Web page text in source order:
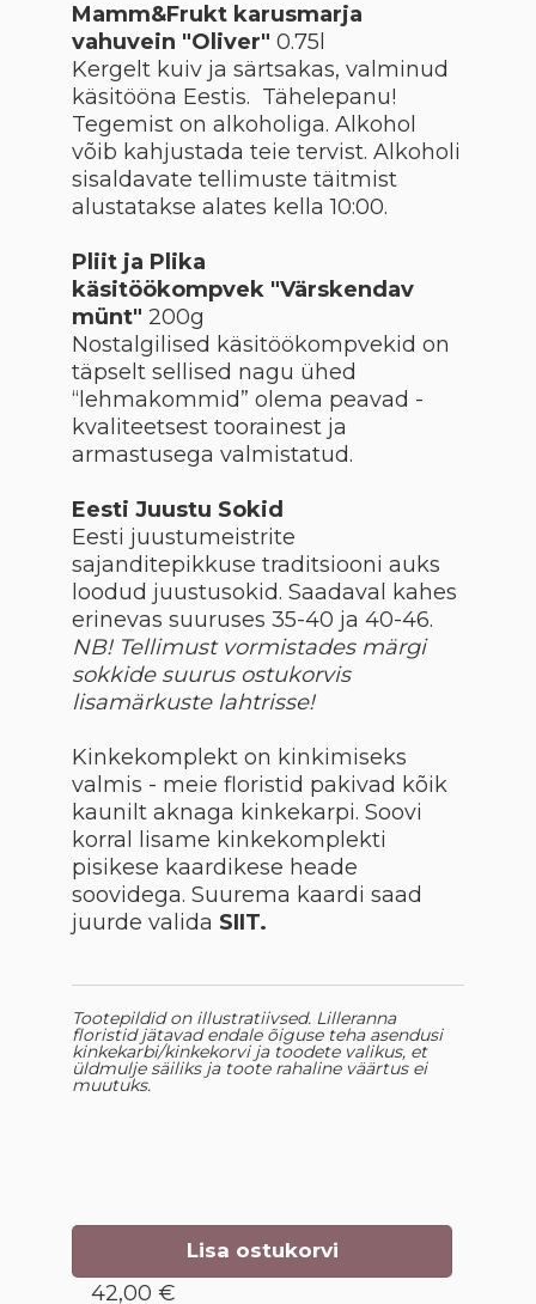
Mamm&Frukt karusmarja
vahuvein "Oliver" 0.75l
Kergelt kuiv ja särtsakas, valminud
käsitööna Eestis. Tähelepanu!
Tegemist on alkoholiga. Alkohol
võib kahjustada teie tervist. Alkoholi
sisaldavate tellimuste täitmist
alustatakse alates kella 10:00.
Pliit ja Plika
käsitöökompvek "Värskendav
münt" 200g
Nostalgilised käsitöökompvekid on
täpselt sellised nagu ühed
“lehmakommid” olema peavad -
kvaliteetsest toorainest ja
armastusega valmistatud.
Eesti Juustu Sokid
Eesti juustumeistrite
sajanditepikkuse traditsiooni auks
loodud juustusokid. Saadaval kahes
erinevas suuruses 35-40 ja 40-46.
NB! Tellimust vormistades märgi
sokkide suurus ostukorvis
lisamärkuste lahtrisse!
Kinkekomplekt on kinkimiseks
valmis - meie floristid pakivad kõik
kaunilt aknaga kinkekarpi. Soovi
korral lisame kinkekomplekti
pisikese kaardikese heade
soovidega. Suurema kaardi saad
juurde valida SIIT.
Tootepildid on illustratiivsed. Lilleranna
floristid jätavad endale õiguse teha asendusi
kinkekarbi/kinkekorvi ja toodete valikus, et
üldmulje säiliks ja toote rahaline väärtus ei
muutuks.
Lisa ostukorvi
42,00 €